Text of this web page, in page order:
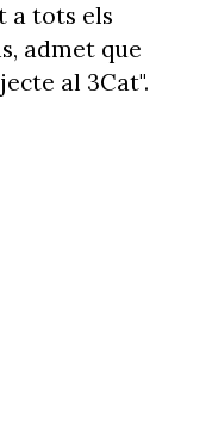
a tots els
admet que
al 3Cat".